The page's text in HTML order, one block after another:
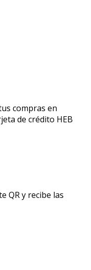
compras en
de crédito HEB
QR y recibe las